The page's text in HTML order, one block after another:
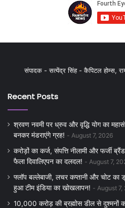
संपादक - सत्येंद्र सिंह - कैपिटल होम्स,
Recent Posts
श्रवण नवमी पर ध्रुव और वृद्धि योग का
बनकर मंडराएंगे ग्रह!
August 7, 2026
करोड़ों का कर्ज, संपत्ति नीलामी और फर्जी
फैला दिवालिएपन का दलदल!
August 7,
फ्लॉप बल्लेबाजी, लचर कप्तानी और चोट का
हुआ टीम इंडिया का खोखलापन!
August 7,
10,000 करोड़ की ब्रह्मोस डील से दुश्मनों